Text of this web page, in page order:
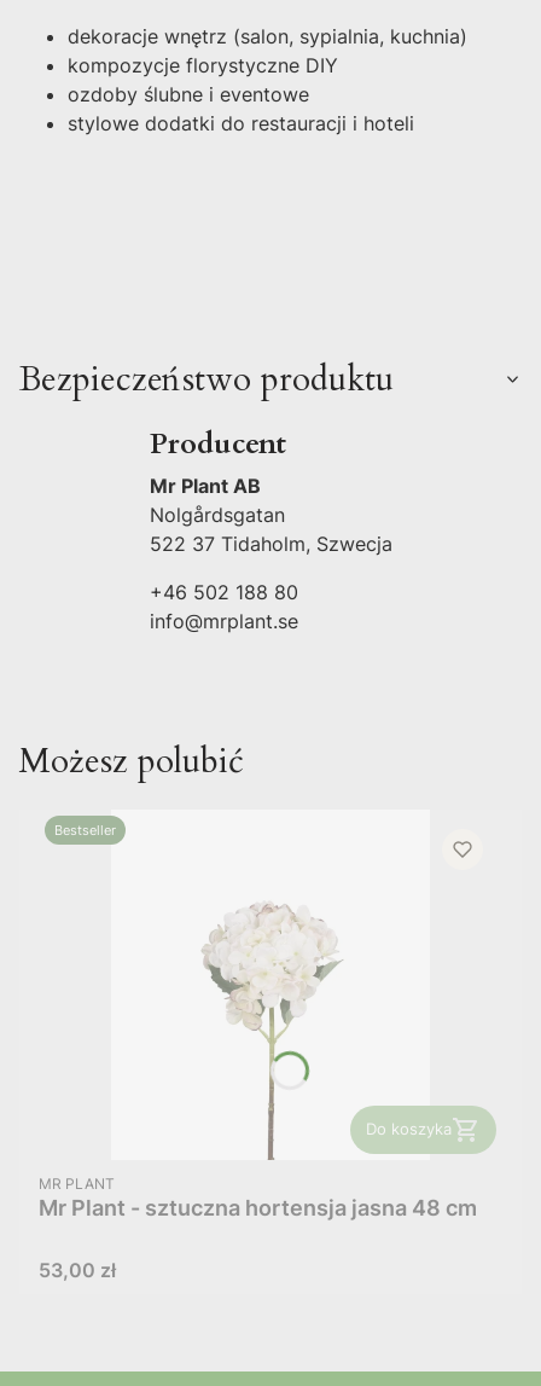
dekoracje wnętrz (salon, sypialnia, kuchnia)
kompozycje florystyczne DIY
ozdoby ślubne i eventowe
stylowe dodatki do restauracji i hoteli
Bezpieczeństwo produktu
Producent
Mr Plant AB
Nolgårdsgatan
522 37 Tidaholm, Szwecja
+46 502 188 80
info@mrplant.se
Możesz polubić
Bestseller
Do koszyka
PRODUCENT
MR PLANT
Mr Plant - sztuczna hortensja jasna 48 cm
Cena
53,00 zł